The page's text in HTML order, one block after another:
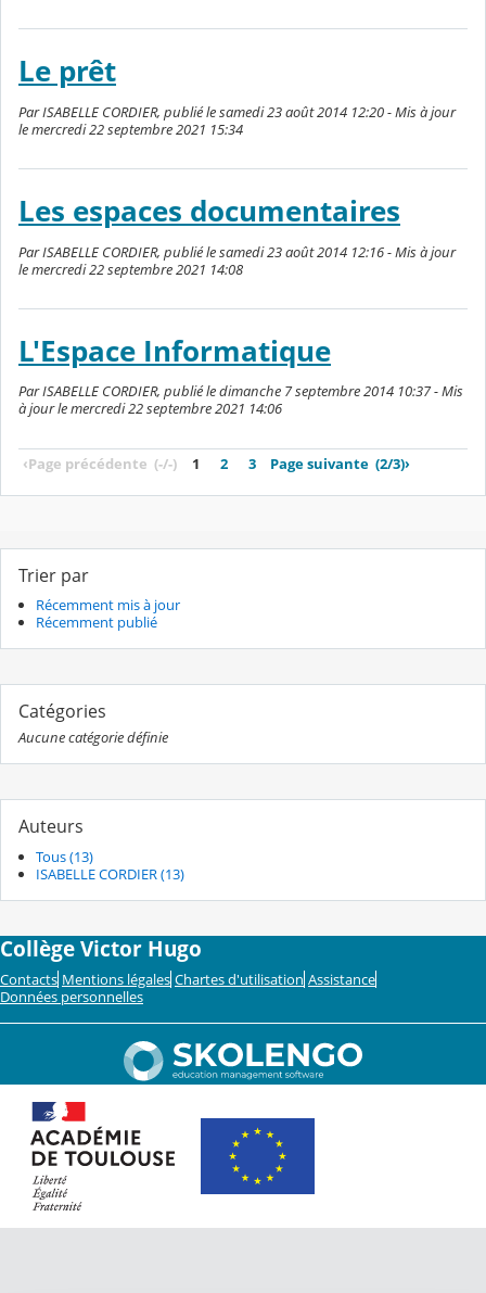
Le prêt
Par ISABELLE CORDIER, publié le samedi 23 août 2014 12:20 - Mis à jour
le mercredi 22 septembre 2021 15:34
Les espaces documentaires
Par ISABELLE CORDIER, publié le samedi 23 août 2014 12:16 - Mis à jour
le mercredi 22 septembre 2021 14:08
L'Espace Informatique
Par ISABELLE CORDIER, publié le dimanche 7 septembre 2014 10:37 - Mis
à jour le mercredi 22 septembre 2021 14:06
‹Page précédente (-/-) 1 2 3 Page suivante (2/3)›
Trier par
Récemment mis à jour
Récemment publié
Catégories
Aucune catégorie définie
Auteurs
Tous (13)
ISABELLE CORDIER (13)
Collège Victor Hugo
Contacts Mentions légales Chartes d'utilisation Assistance
Données personnelles